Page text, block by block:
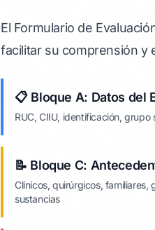
El Formulario de
facilitar su comprensión y
📋 Bloque A: Datos del
RUC, CIIU, identificación, grupo
📝 Bloque C:
Clínicos, quirúrgicos,
sustancias